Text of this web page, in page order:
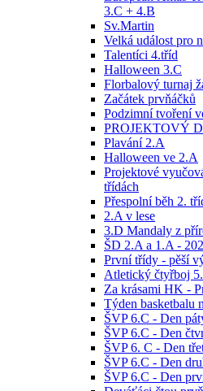
3.C + 4.B
Sv.Martin
Velká událost pro
Talentíci 4.tříd
Halloween 3.C
Florbalový turnaj
Začátek prvňáčků
Podzimní tvoření
PROJEKTOVÝ
Plavání 2.A
Halloween ve 2.A
Projektové
třídách
Přespolní běh 2.
2.A v lese
3.D Mandaly z
ŠD 2.A a 1.A -
První třídy - pěší
Atletický čtyřboj
Za krásami HK -
Týden basketbalu
ŠVP 6.C - Den
ŠVP 6.C - Den
ŠVP 6. C - Den
ŠVP 6.C - Den
ŠVP 6.C - Den